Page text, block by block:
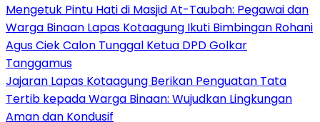
Mengetuk Pintu Hati di Masjid At-Taubah: Pegawai dan
Warga Binaan Lapas Kotaagung Ikuti Bimbingan Rohani
Agus Ciek Calon Tunggal Ketua DPD Golkar
Tanggamus
Jajaran Lapas Kotaagung Berikan Penguatan Tata
Tertib kepada Warga Binaan: Wujudkan Lingkungan
Aman dan Kondusif